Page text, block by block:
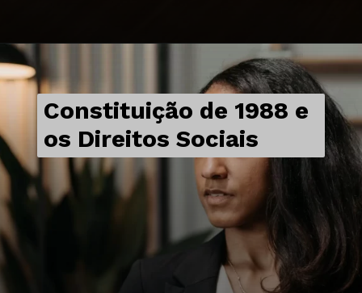
Constituição de 1988 e
os Direitos Sociais